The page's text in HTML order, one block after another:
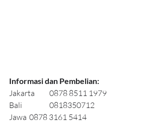
Informasi dan Pembelian:
Jakarta	0878 8511 1979
Bali		0818350712
Jawa	0878 3161 5414